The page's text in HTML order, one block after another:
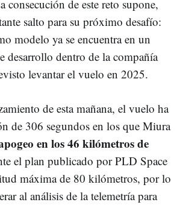
consecución de este reto supone,
salto para su próximo desafío:
modelo ya se encuentra en un
desarrollo dentro de la compañía
levantar el vuelo en 2025.
de esta mañana, el vuelo ha
de 306 segundos en los que Miura
en los 46 kilómetros de
el plan publicado por PLD Space
máxima de 80 kilómetros, por lo
al análisis de la telemetría para